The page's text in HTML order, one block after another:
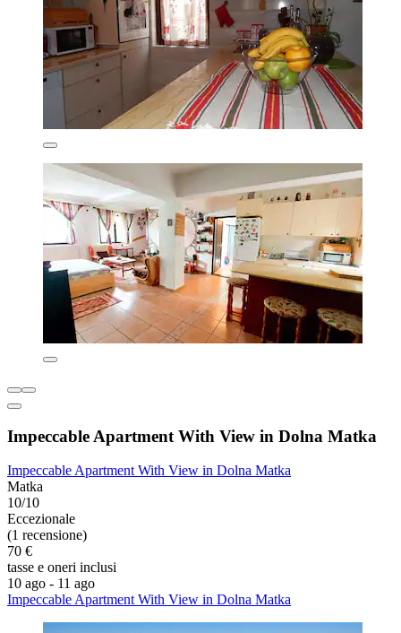
Impeccable Apartment With View in Dolna Matka
Impeccable Apartment With View in Dolna Matka
Matka
10/10
Eccezionale
(1 recensione)
70 €
tasse e oneri inclusi
10 ago - 11 ago
Impeccable Apartment With View in Dolna Matka